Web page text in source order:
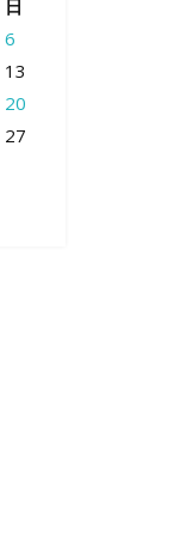
日
6
13
20
27